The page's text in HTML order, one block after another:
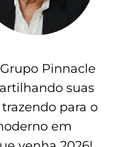
Pinnacle
suas
para o
em